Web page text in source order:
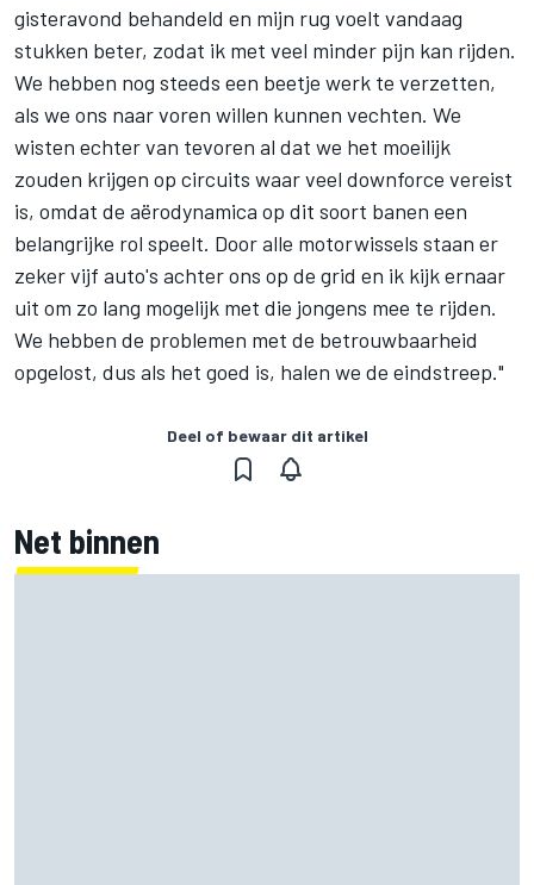
gisteravond behandeld en mijn rug voelt vandaag
stukken beter, zodat ik met veel minder pijn kan rijden.
We hebben nog steeds een beetje werk te verzetten,
als we ons naar voren willen kunnen vechten. We
wisten echter van tevoren al dat we het moeilijk
zouden krijgen op circuits waar veel downforce vereist
is, omdat de aërodynamica op dit soort banen een
belangrijke rol speelt. Door alle motorwissels staan er
zeker vijf auto's achter ons op de grid en ik kijk ernaar
uit om zo lang mogelijk met die jongens mee te rijden.
We hebben de problemen met de betrouwbaarheid
opgelost, dus als het goed is, halen we de eindstreep."
Deel of bewaar dit artikel
Net binnen